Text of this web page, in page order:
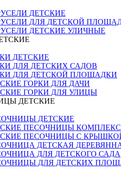
ДЕТСКИЕ
ДЛЯ ДЕТСКОЙ
ДЕТСКИЕ УЛИЧНЫЕ
ДЕТСКИЕ
ДЛЯ ДЕТСКИХ САДОВ
ДЛЯ ДЕТСКОЙ ПЛОЩАДКИ
ГОРКИ ДЛЯ ДАЧИ
ГОРКИ ДЛЯ УЛИЦЫ
ДЕТСКИЕ
ДЕТСКИЕ
ПЕСОЧНИЦЫ
ПЕСОЧНИЦЫ С
ДЕТСКАЯ
ДЛЯ ДЕТСКОГО САДА
ДЛЯ ДЕТСКИХ